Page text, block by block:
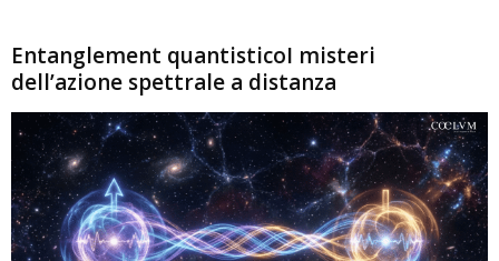
Entanglement quantisticoI misteri
dell’azione spettrale a distanza